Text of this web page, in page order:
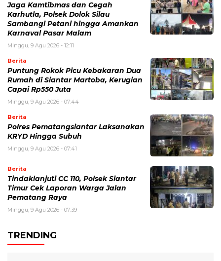
Jaga Kamtibmas dan Cegah
Karhutla, Polsek Dolok Silau
Sambangi Petani hingga Amankan
Karnaval Pasar Malam
Minggu, 9 Agu 2026 - 12:11
Berita
Puntung Rokok Picu Kebakaran Dua
Rumah di Siantar Martoba, Kerugian
Capai Rp550 Juta
Minggu, 9 Agu 2026 - 07:44
Berita
Polres Pematangsiantar Laksanakan
KRYD Hingga Subuh
Minggu, 9 Agu 2026 - 07:41
Berita
Tindaklanjuti CC 110, Polsek Siantar
Timur Cek Laporan Warga Jalan
Pematang Raya
Minggu, 9 Agu 2026 - 07:39
TRENDING